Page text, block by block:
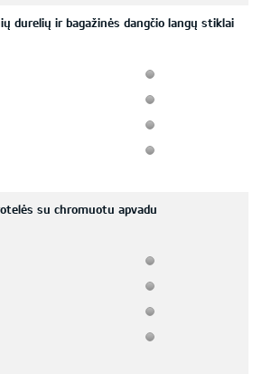
durelių ir bagažinės dangčio langų stiklai
su chromuotu apvadu